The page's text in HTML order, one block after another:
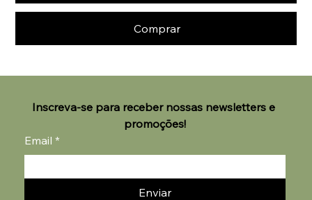
Comprar
Inscreva-se para receber nossas newsletters e
promoções!
Email *
Enviar